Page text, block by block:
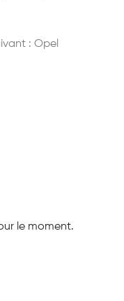
: Opel
le moment.